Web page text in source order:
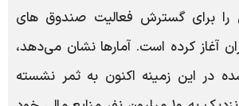
را برای گسترش فعالیت صندوق های
آغاز کرده است. آمارها نشان می‌دهد،
در این زمینه اکنون به ثمر نشسته